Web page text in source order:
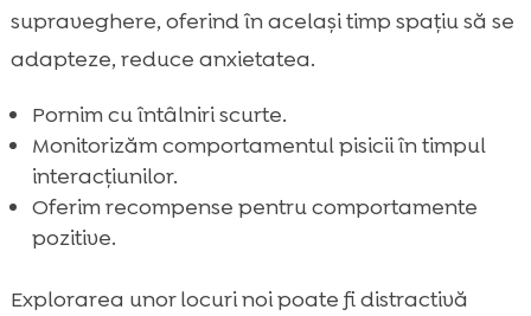
supraveghere, oferind în același timp spațiu să se
adapteze, reduce anxietatea.
Pornim cu întâlniri scurte.
Monitorizăm comportamentul pisicii în timpul
interacțiunilor.
Oferim recompense pentru comportamente
pozitive.
Explorarea unor locuri noi poate fi distractivă